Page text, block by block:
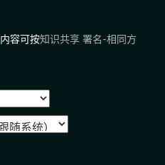
容可按知识共享 署名-相同方